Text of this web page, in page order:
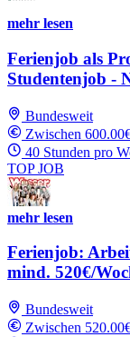
mehr lesen
Ferienjob als
Studentenjob -
Bundesweit
Zwischen
40 Stunden pro
TOP JOB
mehr lesen
Ferienjob:
mind. 520€/
Bundesweit
Zwischen